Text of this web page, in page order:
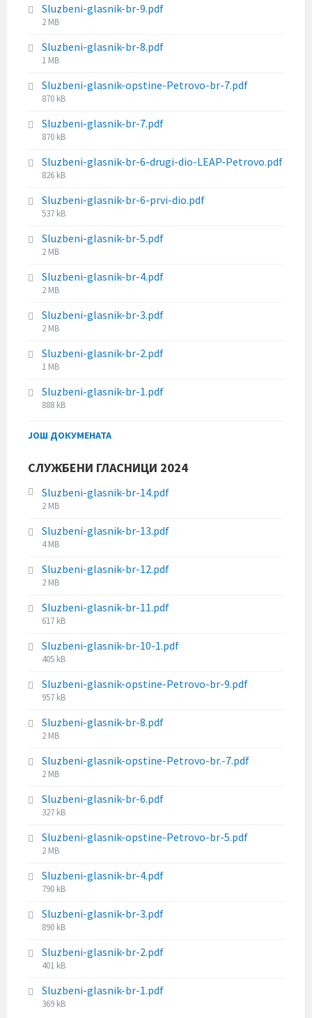
i
z
e
:
l
e
i
z
e
:
Sluzbeni-glasnik-br-9.pdf
F
l
e
i
z
e
:
2 MB
Sluzbeni-glasnik-br-8.pdf
F
l
e
i
z
e
:
1 MB
Sluzbeni-glasnik-opstine-Petrovo-br-7.pdf
F
l
e
i
z
e
:
870 kB
Sluzbeni-glasnik-br-7.pdf
F
l
e
i
z
e
:
870 kB
Sluzbeni-glasnik-br-6-drugi-dio-LEAP-Petrovo.pdf
F
l
e
i
z
e
:
826 kB
Sluzbeni-glasnik-br-6-prvi-dio.pdf
F
l
e
i
z
e
:
537 kB
Sluzbeni-glasnik-br-5.pdf
F
l
e
i
z
e
:
2 MB
Sluzbeni-glasnik-br-4.pdf
F
l
e
i
z
e
:
2 MB
Sluzbeni-glasnik-br-3.pdf
F
l
e
i
z
:
2 MB
Sluzbeni-glasnik-br-2.pdf
F
l
e
i
e
1 MB
Sluzbeni-glasnik-br-1.pdf
F
l
i
z
e
888 kB
ЈОШ ДОКУМЕНАТА
СЛУЖБЕНИ ГЛАСНИЦИ 2024
Sluzbeni-glasnik-br-14.pdf
F
l
e
i
z
e
:
2 MB
Sluzbeni-glasnik-br-13.pdf
F
l
e
i
z
e
4 MB
Sluzbeni-glasnik-br-12.pdf
F
l
e
i
z
e
:
2 MB
Sluzbeni-glasnik-br-11.pdf
F
l
e
i
z
e
:
617 kB
Sluzbeni-glasnik-br-10-1.pdf
F
l
e
i
z
e
:
405 kB
Sluzbeni-glasnik-opstine-Petrovo-br-9.pdf
F
l
e
i
z
e
:
957 kB
Sluzbeni-glasnik-br-8.pdf
F
l
e
i
z
e
:
2 MB
Sluzbeni-glasnik-opstine-Petrovo-br.-7.pdf
F
l
e
i
z
e
:
2 MB
Sluzbeni-glasnik-br-6.pdf
F
l
e
i
z
e
:
327 kB
Sluzbeni-glasnik-opstine-Petrovo-br-5.pdf
F
l
e
i
z
e
2 MB
Sluzbeni-glasnik-br-4.pdf
F
l
e
i
z
e
:
790 kB
Sluzbeni-glasnik-br-3.pdf
F
l
e
i
z
890 kB
Sluzbeni-glasnik-br-2.pdf
F
l
e
401 kB
Sluzbeni-glasnik-br-1.pdf
F
369 kB